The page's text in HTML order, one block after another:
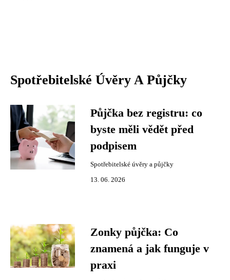
Spotřebitelské Úvěry A Půjčky
Půjčka bez registru: co
byste měli vědět před
podpisem
Spotřebitelské úvěry a půjčky
13. 06. 2026
Zonky půjčka: Co
znamená a jak funguje v
praxi